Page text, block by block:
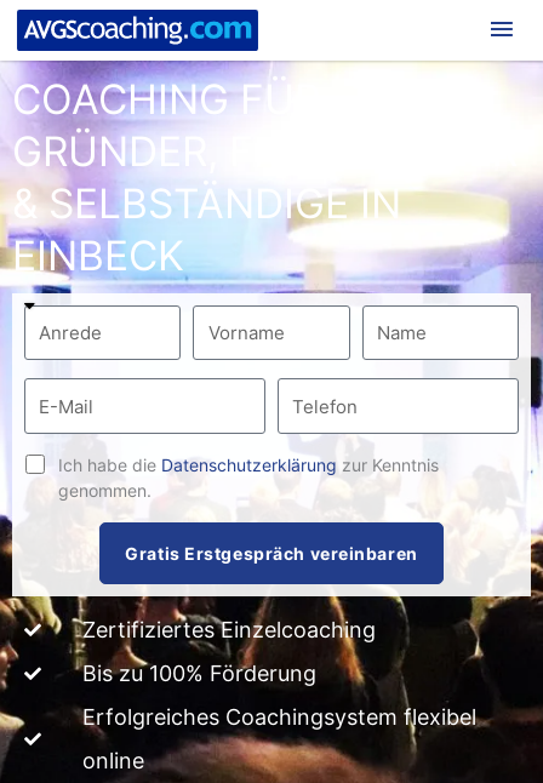
COACHING FÜR
GRÜNDER, FREIBERUFLER
& SELBSTÄNDIGE IN
EINBECK
Ich habe die Datenschutzerklärung zur Kenntnis
genommen.
Gratis Erstgespräch vereinbaren
Zertifiziertes Einzelcoaching
Bis zu 100% Förderung
Erfolgreiches Coachingsystem flexibel
online